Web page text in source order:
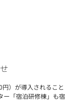
）が導入されること
ー「宿泊研修棟」も宿